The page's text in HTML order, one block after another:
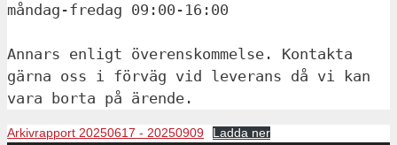
måndag-fredag 09:00-16:00
Annars enligt överenskommelse. Kontakta
gärna oss i förväg vid leverans då vi kan
vara borta på ärende.
Arkivrapport 20250617 - 20250909 Ladda ner